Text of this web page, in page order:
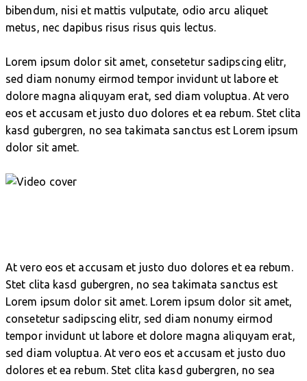
bibendum, nisi et mattis vulputate, odio arcu aliquet
metus, nec dapibus risus risus quis lectus.
Lorem ipsum dolor sit amet, consetetur sadipscing elitr,
sed diam nonumy eirmod tempor invidunt ut labore et
dolore magna aliquyam erat, sed diam voluptua. At vero
eos et accusam et justo duo dolores et ea rebum. Stet clita
kasd gubergren, no sea takimata sanctus est Lorem ipsum
dolor sit amet.
At vero eos et accusam et justo duo dolores et ea rebum.
Stet clita kasd gubergren, no sea takimata sanctus est
Lorem ipsum dolor sit amet. Lorem ipsum dolor sit amet,
consetetur sadipscing elitr, sed diam nonumy eirmod
tempor invidunt ut labore et dolore magna aliquyam erat,
sed diam voluptua. At vero eos et accusam et justo duo
dolores et ea rebum. Stet clita kasd gubergren, no sea